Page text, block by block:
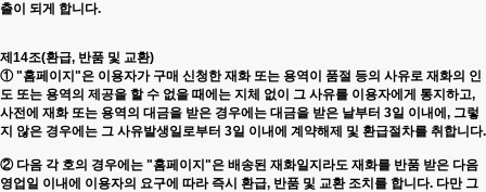
출이 되게 합니다.
제14조(환급, 반품 및 교환)
① "홈페이지"은 이용자가 구매 신청한 재화 또는 용역이 품절 등의 사유로 재화의 인
도 또는 용역의 제공을 할 수 없을 때에는 지체 없이 그 사유를 이용자에게 통지하고,
사전에 재화 또는 용역의 대금을 받은 경우에는 대금을 받은 날부터 3일 이내에, 그렇
지 않은 경우에는 그 사유발생일로부터 3일 이내에 계약해제 및 환급절차를 취합니다.
② 다음 각 호의 경우에는 "홈페이지"은 배송된 재화일지라도 재화를 반품 받은 다음
영업일 이내에 이용자의 요구에 따라 즉시 환급, 반품 및 교환 조치를 합니다. 다만 그